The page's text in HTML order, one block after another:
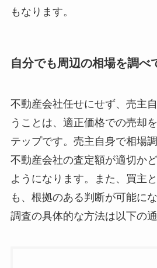
もなります。
自分でも周辺の相場を調べ
不動産会社任せにせず、売主
うことは、適正価格での売却
テップです。売主自身で相場
不動産会社の査定額が適切か
ようになります。また、買主
も、根拠のある判断が可能に
調査の具体的な方法は以下の通